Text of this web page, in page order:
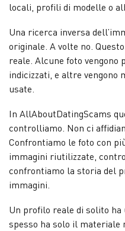
locali, profili di modelle o
Una ricerca inversa
originale. A volte no.
reale. Alcune foto vengono
indicizzati, e altre vengono
usate.
In AllAboutDatingScams
controlliamo. Non ci
Confrontiamo le foto con
immagini riutilizzate,
confrontiamo la storia del
immagini.
Un profilo reale di solito ha
spesso ha solo il materiale